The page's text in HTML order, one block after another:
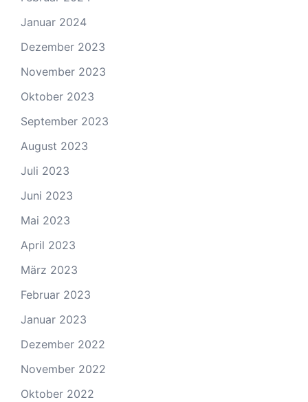
Januar 2024
Dezember 2023
November 2023
Oktober 2023
September 2023
August 2023
Juli 2023
Juni 2023
Mai 2023
April 2023
März 2023
Februar 2023
Januar 2023
Dezember 2022
November 2022
Oktober 2022